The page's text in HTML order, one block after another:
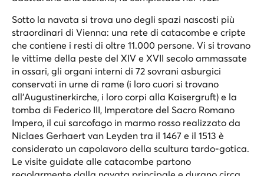
Sotto la navata si trova uno degli spazi nascosti più
straordinari di Vienna: una rete di catacombe e cripte
che contiene i resti di oltre 11.000 persone. Vi si trovano
le vittime della peste del XIV e XVII secolo ammassate
in ossari, gli organi interni di 72 sovrani asburgici
conservati in urne di rame (i loro cuori si trovano
all'Augustinerkirche, i loro corpi alla Kaisergruft) e la
tomba di Federico III, Imperatore del Sacro Romano
Impero, il cui sarcofago in marmo rosso realizzato da
Niclaes Gerhaert van Leyden tra il 1467 e il 1513 è
considerato un capolavoro della scultura tardo-gotica.
Le visite guidate alle catacombe partono